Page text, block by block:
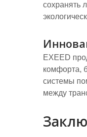
сохранять
EXEED
комфорта,
системы
между